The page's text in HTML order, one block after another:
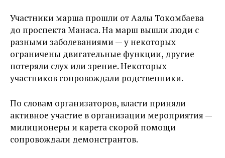
Участники марша прошли от Аалы Токомбаева
до проспекта Манаса. На марш вышли люди с
разными заболеваниями — у некоторых
ограничены двигательные функции, другие
потеряли слух или зрение. Некоторых
участников сопровождали родственники.
По словам организаторов, власти приняли
активное участие в организации мероприятия —
милиционеры и карета скорой помощи
сопровождали демонстрантов.